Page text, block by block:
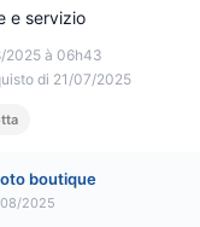
2025 à 06h43
di 21/07/2025
e servizio
boutique
2025